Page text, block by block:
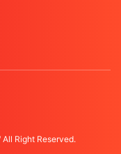
Right Reserved.